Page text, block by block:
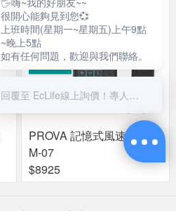
PROVA 記憶式風速計 AV
M-07
$8925
很開心能夠見到您💞
上班時間(星期一~星期五)上午9點
~晚上5點
如有任何問題，歡迎與我們聯絡。
回覆至 EcLife線上詢價！專人服務